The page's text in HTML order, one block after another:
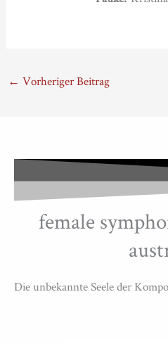
← Vorheriger Beitrag
female
Die unbekannte Seele der